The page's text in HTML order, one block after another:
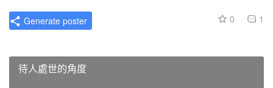
0 1
Generate poster
待人處世的角度